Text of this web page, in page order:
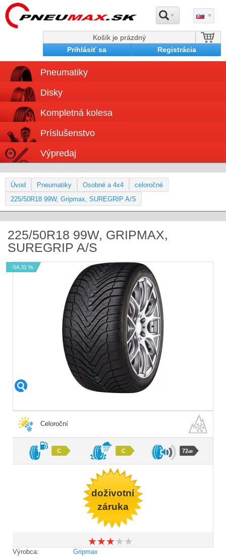
Košík je prázdný
Prihlásiť sa
Registrácia
Pneumatiky
Disky
Kompletná kolesa
Príslušenstvo
Výpredaj
Úvod Pneumatiky Osobné a 4x4
celoročné
225/50R18 99W, Gripmax, SUREGRIP A/S
225/50R18 99W, GRIPMAX,
SUREGRIP A/S
-54,31 %
Celoroční
C C 72dB
doživotní
záruka
★★★★★
★★★★★
Výrobca:
Gripmax